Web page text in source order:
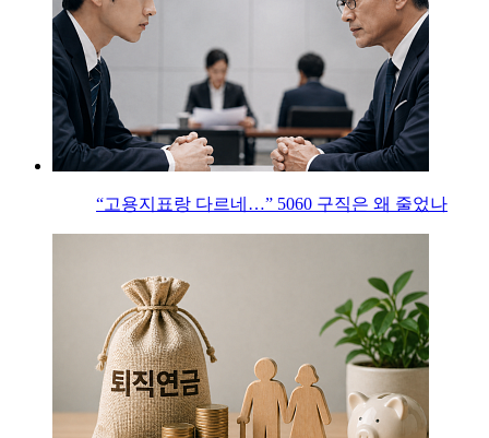
“고용지표랑 다르네…” 5060 구직은 왜 줄었나